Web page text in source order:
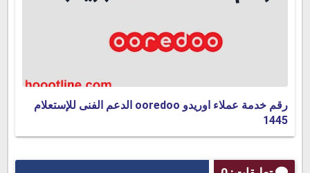
رقم خدمة عملاء اوريدو ooredoo الدعم الفنى للإستعلام
1445